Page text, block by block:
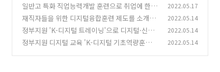
일반고 특화 직업능력개발 훈련으로 취업에 한발
빠르게 다가가 보세요. (2)
2022.05.17
재직자들을 위한 디지털융합훈련 제도를 소개합
니다
(0)
2022.05.14
정부지원 'K-디지털 트레이닝'으로 디지털·신기
술 분야에 취업해보세요 (0)
2022.05.14
정부지원 디지털 교육 'K-디지털 기초역량훈
2022.05.14